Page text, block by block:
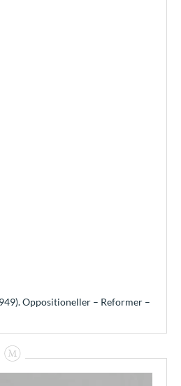
Oppositioneller – Reformer –